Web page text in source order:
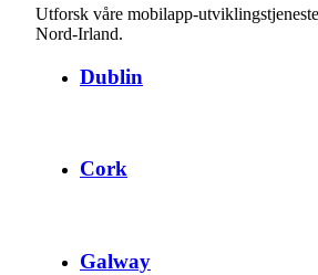
Utforsk våre mobilapp-
Nord-Irland.
Dublin
Cork
Galway